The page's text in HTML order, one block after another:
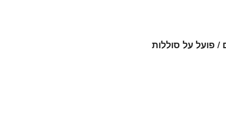
/ פועל על סוללות